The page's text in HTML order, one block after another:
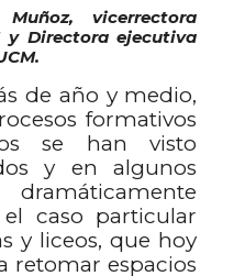
vicerrectora
y Directora ejecutiva
de año y medio,
formativos
se han visto
y en algunos
caso particular
y liceos, que hoy
retomar espacios